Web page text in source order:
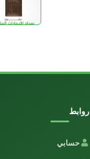
روابط
حسابي